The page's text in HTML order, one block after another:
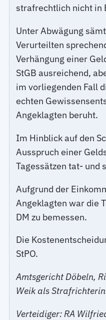
strafrechtlich nicht in
Unter Abwägung
Verurteilten
Verhängung einer
StGB ausreichend,
im vorliegenden Fall
echten
Angeklagten beruht.
Im Hinblick auf den
Ausspruch einer
Tagessätzen tat- und
Aufgrund der
Angeklagten war die
DM zu bemessen.
Die
StPO.
Amtsgericht Döbeln,
Weik als
Verteidiger: RA